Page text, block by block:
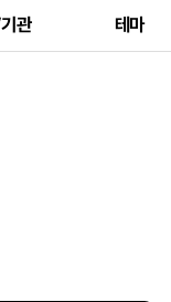
관 테마